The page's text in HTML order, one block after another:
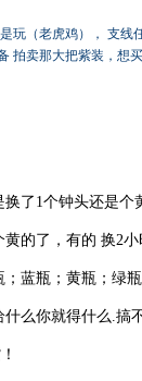
玩（老虎鸡）， 支线
拍卖那大把紫装，想买
了1个钟头还是个
的了，有的 换2小
蓝瓶；黄瓶；绿
么你就得什么.搞